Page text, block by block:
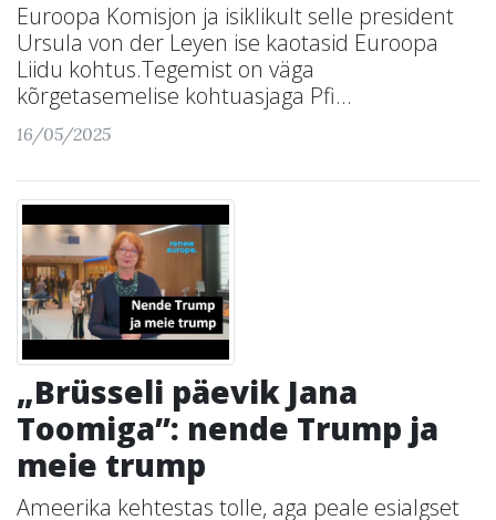
Euroopa Komisjon ja isiklikult selle president
Ursula von der Leyen ise kaotasid Euroopa
Liidu kohtus.Tegemist on väga
kõrgetasemelise kohtuasjaga Pfi...
16/05/2025
„Brüsseli päevik Jana
Toomiga”: nende Trump ja
meie trump
Ameerika kehtestas tolle, aga peale esialgset